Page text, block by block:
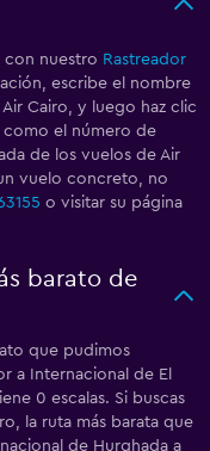
con nuestro Rastreador
escribe el nombre
Cairo, y luego haz clic
como el número de
de los vuelos de Air
vuelo concreto, no
o visitar su página
barato de
que pudimos
a Internacional de El
0 escalas. Si buscas
la ruta más barata que
de Hurghada a